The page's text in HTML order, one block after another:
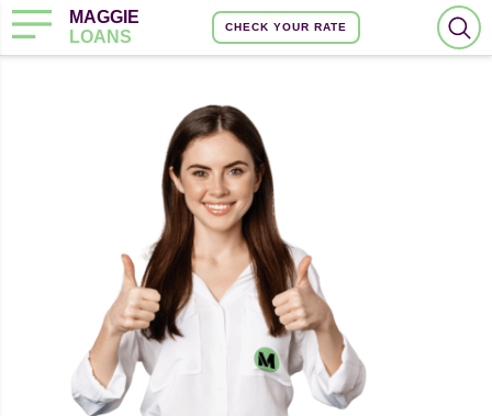
MAGGIE
LOANS
CHECK YOUR RATE